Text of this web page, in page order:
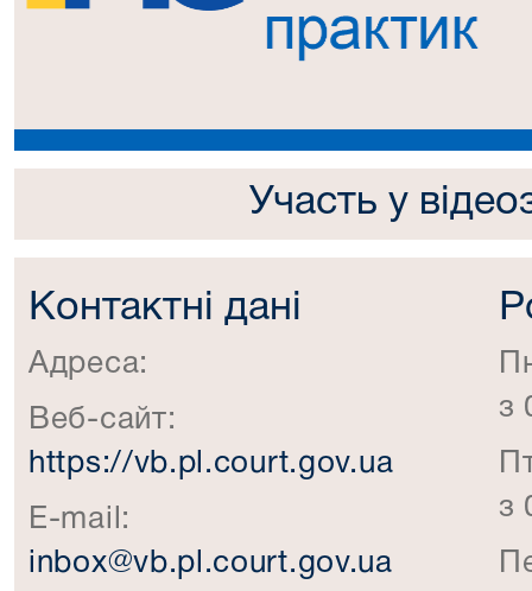
Участь у
Контактні дані
Адреса:
Веб-сайт:
https://vb.pl.court.gov.ua
E-mail:
inbox@vb.pl.court.gov.ua
з
з